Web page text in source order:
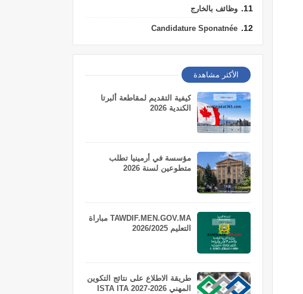
وظائف بالخارج
Candidature Sponatnée
الأكثر مشاهدة
كيفية التقديم لمقاطعة ألبرتا
الكندية 2026
مؤسسة في أرمينيا تطلب
متطوعين لسنة 2026
TAWDIF.MEN.GOV.MA مباراة
التعليم 2026/2025
طريقة الاطلاع على نتائج التكوين
المهني 2026-2027 ISTA ITA